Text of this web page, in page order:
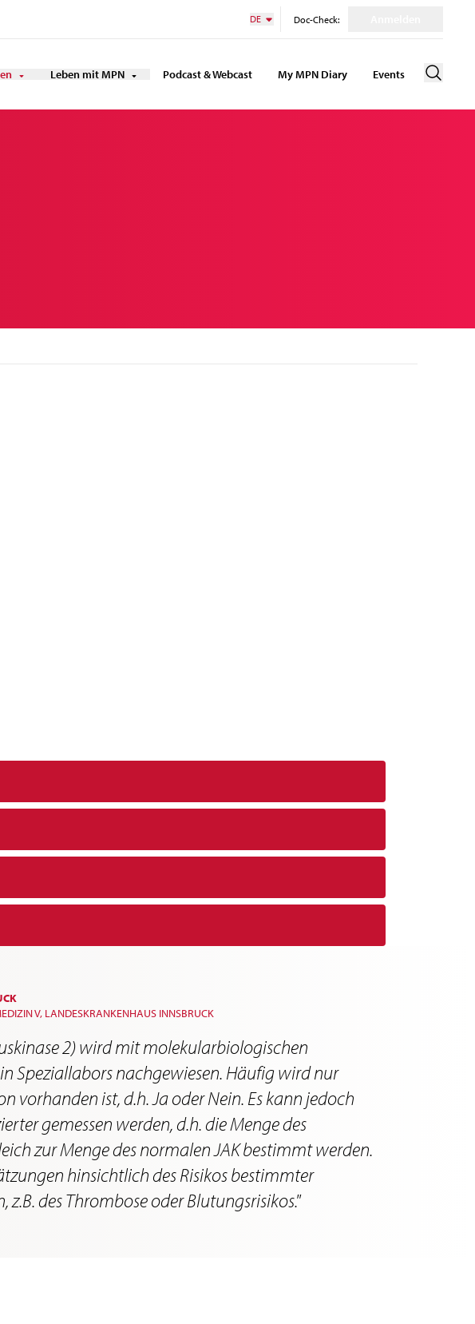
DE Doc-Check:
Leben mit MPN Podcast & Webcast My MPN Diary
Events
V, LANDESKRANKENHAUS INNSBRUCK
2) wird mit molekularbiologischen
Speziallabors nachgewiesen. Häufig wird nur
vorhanden ist, d.h. Ja oder Nein. Es kann jedoch
gemessen werden, d.h. die Menge des
zur Menge des normalen JAK bestimmt werden.
hinsichtlich des Risikos bestimmter
des Thrombose oder Blutungsrisikos."